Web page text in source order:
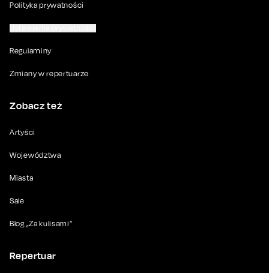
Polityka prywatności
Regulaminy
Zmiany w repertuarze
Zobacz też
Artyści
Województwa
Miasta
Sale
Blog „Za kulisami”
Repertuar